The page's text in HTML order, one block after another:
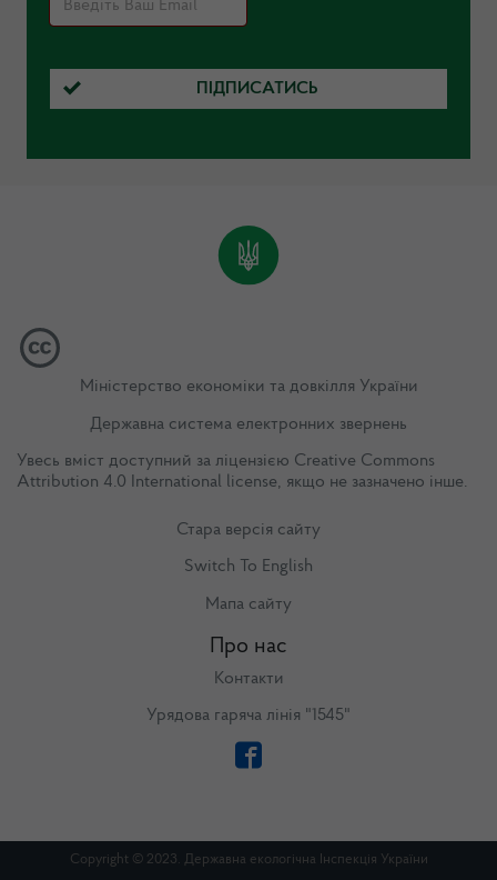
ПІДПИСАТИСЬ
Міністерство економіки та довкілля України
Державна система електронних звернень
Увесь вміст доступний за ліцензією Creative Commons
Attribution 4.0 International license, якщо не зазначено інше.
Стара версія сайту
Switch To English
Мапа сайту
Про нас
Контакти
Урядова гаряча лінія "1545"
Copyright © 2023. Державна екологічна Інспекція України